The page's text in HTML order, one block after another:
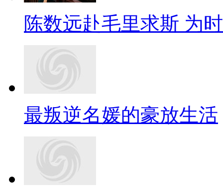
陈数远赴毛里求斯 为
最叛逆名媛的豪放生活